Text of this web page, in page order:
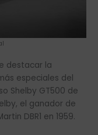
destacar la
especiales del
Shelby GT500 de
el ganador de
DBR1 en 1959.